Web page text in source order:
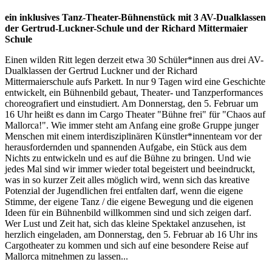
ein inklusives Tanz-Theater-Bühnenstück mit 3 AV-Dualklassen
der Gertrud-Luckner-Schule und der Richard Mittermaier
Schule
Einen wilden Ritt legen derzeit etwa 30 Schüler*innen aus drei AV-
Dualklassen der Gertrud Luckner und der Richard
Mittermaierschule aufs Parkett. In nur 9 Tagen wird eine Geschichte
entwickelt, ein Bühnenbild gebaut, Theater- und Tanzperformances
choreografiert und einstudiert. Am Donnerstag, den 5. Februar um
16 Uhr heißt es dann im Cargo Theater "Bühne frei" für "Chaos auf
Mallorca!". Wie immer steht am Anfang eine große Gruppe junger
Menschen mit einem interdisziplinären Künstler*innenteam vor der
herausfordernden und spannenden Aufgabe, ein Stück aus dem
Nichts zu entwickeln und es auf die Bühne zu bringen. Und wie
jedes Mal sind wir immer wieder total begeistert und beeindruckt,
was in so kurzer Zeit alles möglich wird, wenn sich das kreative
Potenzial der Jugendlichen frei entfalten darf, wenn die eigene
Stimme, der eigene Tanz / die eigene Bewegung und die eigenen
Ideen für ein Bühnenbild willkommen sind und sich zeigen darf.
Wer Lust und Zeit hat, sich das kleine Spektakel anzusehen, ist
herzlich eingeladen, am Donnerstag, den 5. Februar ab 16 Uhr ins
Cargotheater zu kommen und sich auf eine besondere Reise auf
Mallorca mitnehmen zu lassen...